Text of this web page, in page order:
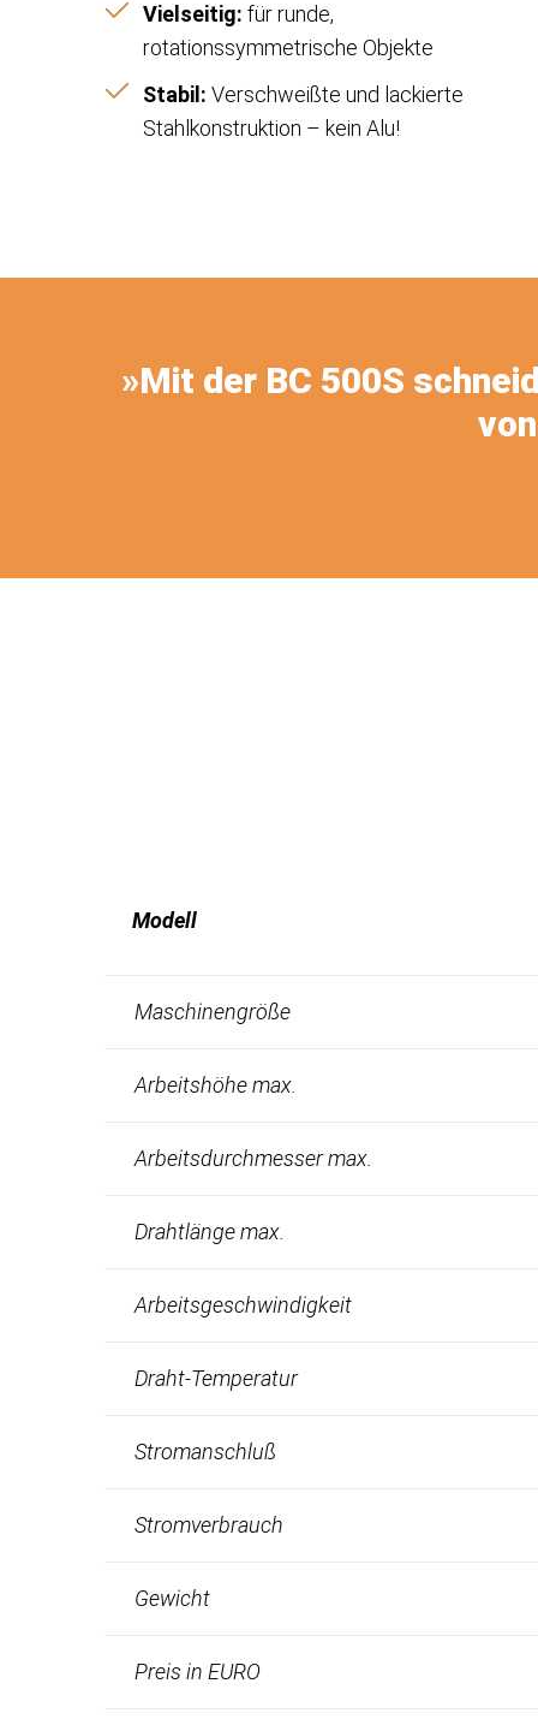
Vielseitig: für runde,
rotationssymmetrische Objekte
Stabil: Verschweißte und lackierte
Stahlkonstruktion – kein Alu!
»Mit der BC 500S
Modell
Maschinengröße
Arbeitshöhe max.
Arbeitsdurchmesser max.
Drahtlänge max.
Arbeitsgeschwindigkeit
Draht-Temperatur
Stromanschluß
Stromverbrauch
Gewicht
Preis in EURO